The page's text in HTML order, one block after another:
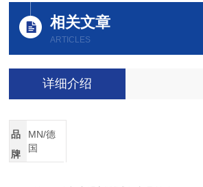
相关文章
ARTICLES
详细介绍
品
牌
MN/德
国